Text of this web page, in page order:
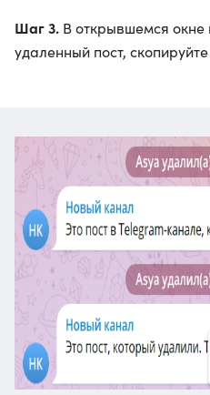
Шаг 3. В открывшемся
удаленный пост,